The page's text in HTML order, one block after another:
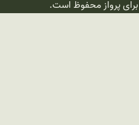
پرواز محفوظ است.